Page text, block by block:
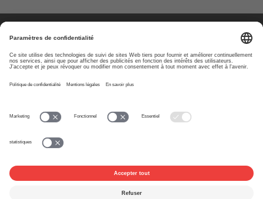
www.suisa.ch
responsabilité
Paramètres de confidentialité